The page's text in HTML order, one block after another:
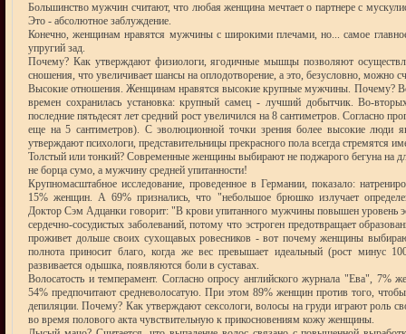
Большинство мужчин считают, что любая женщина мечтает о партнере с
Это - абсолютное заблуждение.
Конечно, женщинам нравятся мужчины с широкими плечами, но... самое
упругий зад.
Почему? Как утверждают физиологи, ягодичные мышцы позволяют
сношения, что увеличивает шансы на оплодотворение, а это, безусловно, можно
Высокие отношения. Женщинам нравятся высокие крупные мужчины. Почему?
времен сохранилась установка: крупный самец - лучший добытчик. Во-
последние пятьдесят лет средний рост увеличился на 8 сантиметров. Согласно
еще на 5 сантиметров). С эволюционной точки зрения более высокие люди
утверждают психологи, представительницы прекрасного пола всегда стремятся
Толстый или тонкий? Современные женщины выбирают не поджарого бегуна на
не борца сумо, а мужчину средней упитанности!
Крупномасштабное исследование, проведенное в Германии, показало:
15% женщин. А 69% признались, что "небольшое брюшко излучает
Доктор Сэм Адцанки говорит: "В крови упитанного мужчины повышен уровень
сердечно-сосудистых заболеваний, потому что эстроген предотвращает
проживет дольше своих сухощавых ровесников - вот почему женщины
полнота приносит благо, когда же вес превышает идеальный (рост минус
развивается одышка, появляются боли в суставах.
Волосатость и темперамент. Согласно опросу английского журнала "Ева",
54% предпочитают средневолосатую. При этом 89% женщин против того,
депиляции. Почему? Как утверждают сексологи, волосы на груди играют роль
во время полового акта чувствительную к прикосновениям кожу женщины.